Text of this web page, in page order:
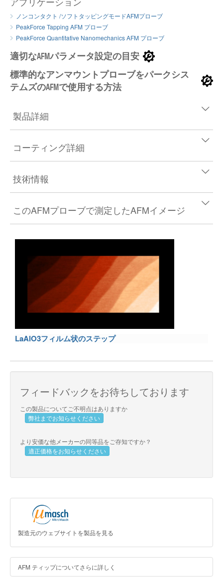
ノンコンタクト /ソフトタッピングモードAFMプローブ
PeakForce Tapping AFM プローブ
PeakForce Quantitative Nanomechanics AFM プローブ
適切なAFMパラメータ設定の目安
標準的なアンマウントプローブをパークシス
テムズのAFMで使用する方法
製品詳細
コーティング詳細
技術情報
このAFMプローブで測定したAFMイメージ
LaAlO3フィルム状のステップ
フィードバックをお待ちしております
この製品についてご不明点はありますか
弊社までお知らせください
より安価な他メーカーの同等品をご存知ですか？
適正価格をお知らせください
製造元のウェブサイトを製品を見る
AFM ティップについてさらに詳しく